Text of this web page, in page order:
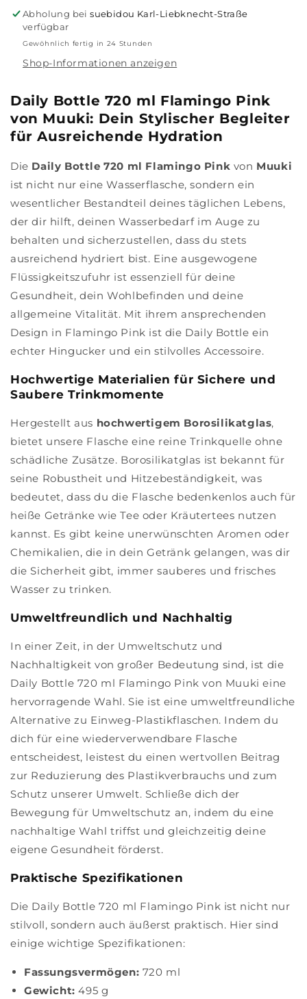
Abholung beisuebidou Karl-Liebknecht-Straße
verfügbar
Gewöhnlich fertig in 24 Stunden
Shop-Informationen anzeigen
Daily Bottle 720 ml Flamingo Pink
von Muuki: Dein Stylischer Begleiter
für Ausreichende Hydration
Die Daily Bottle 720 ml Flamingo Pink von Muuki
ist nicht nur eine Wasserflasche, sondern ein
wesentlicher Bestandteil deines täglichen Lebens,
der dir hilft, deinen Wasserbedarf im Auge zu
behalten und sicherzustellen, dass du stets
ausreichend hydriert bist. Eine ausgewogene
Flüssigkeitszufuhr ist essenziell für deine
Gesundheit, dein Wohlbefinden und deine
allgemeine Vitalität. Mit ihrem ansprechenden
Design in Flamingo Pink ist die Daily Bottle ein
echter Hingucker und ein stilvolles Accessoire.
Hochwertige Materialien für Sichere und
Saubere Trinkmomente
Hergestellt aus hochwertigem Borosilikatglas,
bietet unsere Flasche eine reine Trinkquelle ohne
schädliche Zusätze. Borosilikatglas ist bekannt für
seine Robustheit und Hitzebeständigkeit, was
bedeutet, dass du die Flasche bedenkenlos auch für
heiße Getränke wie Tee oder Kräutertees nutzen
kannst. Es gibt keine unerwünschten Aromen oder
Chemikalien, die in dein Getränk gelangen, was dir
die Sicherheit gibt, immer sauberes und frisches
Wasser zu trinken.
Umweltfreundlich und Nachhaltig
In einer Zeit, in der Umweltschutz und
Nachhaltigkeit von großer Bedeutung sind, ist die
Daily Bottle 720 ml Flamingo Pink von Muuki eine
hervorragende Wahl. Sie ist eine umweltfreundliche
Alternative zu Einweg-Plastikflaschen. Indem du
dich für eine wiederverwendbare Flasche
entscheidest, leistest du einen wertvollen Beitrag
zur Reduzierung des Plastikverbrauchs und zum
Schutz unserer Umwelt. Schließe dich der
Bewegung für Umweltschutz an, indem du eine
nachhaltige Wahl triffst und gleichzeitig deine
eigene Gesundheit förderst.
Praktische Spezifikationen
Die Daily Bottle 720 ml Flamingo Pink ist nicht nur
stilvoll, sondern auch äußerst praktisch. Hier sind
einige wichtige Spezifikationen:
Fassungsvermögen: 720 ml
Gewicht: 495 g